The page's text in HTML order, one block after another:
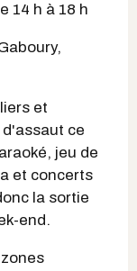
14 h à 18 h
et
ce
jeu de
et concerts
la sortie
end.